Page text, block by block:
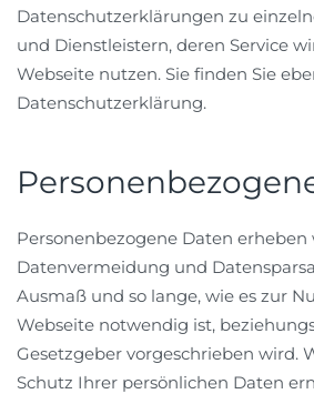
Datenschutzerklärungen zu
und Dienstleistern, deren Service
Webseite nutzen. Sie finden Sie
Datenschutzerklärung.
Personenbezogene Daten
Datenvermeidung und
Ausmaß und so lange, wie es zur
Webseite notwendig ist,
Gesetzgeber vorgeschrieben wird.
Schutz Ihrer persönlichen Daten